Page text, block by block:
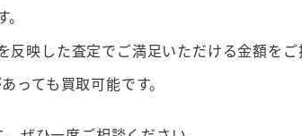
反映した査定でご満足いただける金額をご
っても買取可能です。